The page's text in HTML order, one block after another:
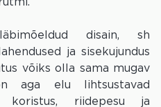
disain, sh
ja sisekujundus
võiks olla sama mugav
aga elu lihtsustavad
koristus, riidepesu ja